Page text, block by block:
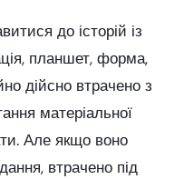
до історій із
планшет, форма,
дійсно втрачено з
матеріальної
Але якщо воно
втрачено під